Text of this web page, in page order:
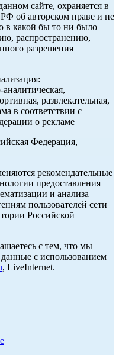
сайте, охраняется в
РФ об авторском праве и не
в какой бы то ни было
распространению,
разрешения
развлекательная,
в соответствии с
о рекламе
Федерация,
рекомендательные
предоставления
и анализа
пользователей сети
Российской
с тем, что мы
с использованием
, LiveInternet.